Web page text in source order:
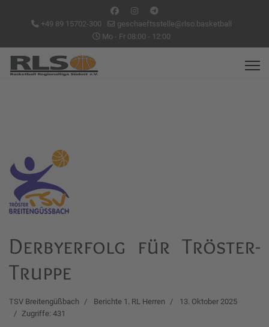
+49 89 15702-300
geschaeftsstelle@rlso.basketball
Mo - Fr 08:00 - 12:00
Derbyerfolg für Tröster-
Truppe
TSV Breitengüßbach Berichte 1. RL Herren
13. Oktober 2025
Zugriffe: 431